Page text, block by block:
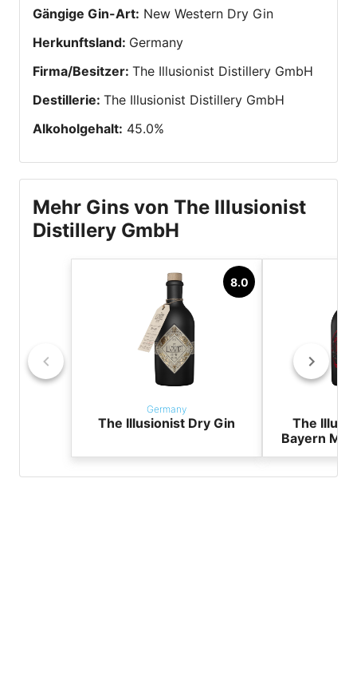
Gängige Gin-Art: New Western Dry Gin
Herkunftsland: Germany
Firma/Besitzer: The Illusionist Distillery GmbH
Destillerie: The Illusionist Distillery GmbH
Alkoholgehalt: 45.0%
Mehr Gins von The Illusionist
Distillery GmbH
8.0
Germany
The Illusionist Dry Gin
The
Bayern